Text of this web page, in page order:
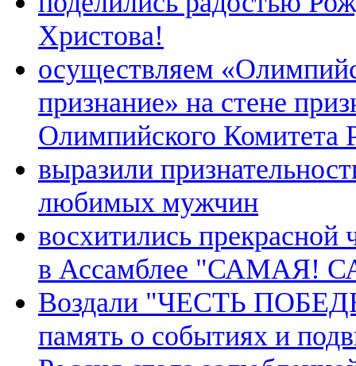
Христова!
осуществляем
признание» на стене
Олимпийского Комитета
выразили
любимых мужчин
восхитились прекрасной
в Ассамблее "САМАЯ!
Воздали "ЧЕСТЬ
память о событиях и